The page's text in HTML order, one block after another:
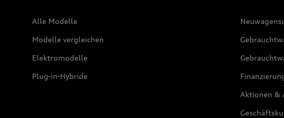
Alle Modelle
Modelle vergleichen
Elektromodelle
Plug-in-Hybride
Aktionen &